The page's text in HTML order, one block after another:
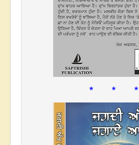
* * *